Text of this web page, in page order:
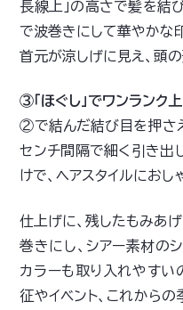
長線上」の高さで髪を結
で波巻きにして華やかな
首元が涼しげに見え、頭
③「ほぐし」でワンランク
②で結んだ結び目を押さ
センチ間隔で細く引き出
けで、ヘアスタイルにおし
仕上げに、残したもみあ
巻きにし、シアー素材の
カラーも取り入れやすい
征やイベント、これから